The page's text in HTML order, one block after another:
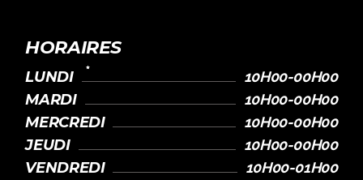
HORAIRES
LUNDI 10H00-00H00
MARDI 10H00-00H00
MERCREDI 10H00-00H00
JEUDI 10H00-00H00
VENDREDI 10H00-01H00